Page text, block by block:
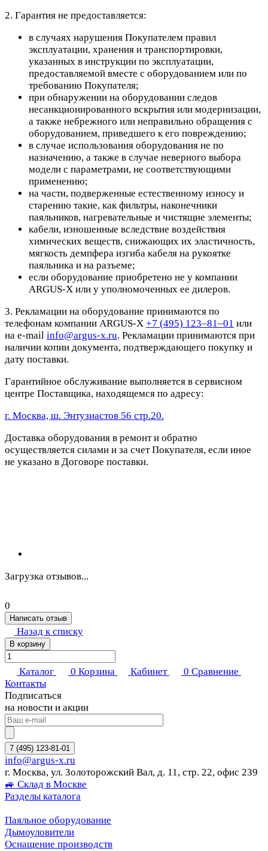
2. Гарантия не предоставляется:
в случаях нарушения Покупателем правил
эксплуатации, хранения и транспортировки,
указанных в инструкции по эксплуатации,
предоставляемой вместе с оборудованием или по
требованию Покупателя;
при обнаружении на оборудовании следов
несанкционированного вскрытия или модернизации,
а также небрежного или неправильно обращения с
оборудованием, приведшего к его повреждению;
в случае использования оборудования не по
назначению, а также в случае неверного выбора
модели с параметрами, не соответствующими
применению;
на части, подверженные естественному износу и
старению такие, как фильтры, наконечники
паяльников, нагревательные и чистящие элементы;
кабели, изношенные вследствие воздействия
химических веществ, снижающих их эластичность,
мягкость демпфера изгиба кабеля на рукоятке
паяльника и на разъеме;
если оборудование приобретено не у компании
ARGUS-X или у уполномоченных ее дилеров.
3. Рекламации на оборудование принимаются по
телефонам компании ARGUS-X +7 (495) 123–81–01 или
на e-mail info@argus-x.ru. Рекламации принимаются при
наличии копии документа, подтверждающего покупку и
дату поставки.
Гарантийное обслуживание выполняется в сервисном
центре Поставщика, находящемся по адресу:
г. Москва, ш. Энтузиастов 56 стр.20.
Доставка оборудования в ремонт и обратно
осуществляется силами и за счет Покупателя, если иное
не указано в Договоре поставки.
Загрузка отзывов...
0
Написать отзыв
Назад к списку
В корзину
Каталог 0 Корзина Кабинет 0 Сравнение
Контакты
Подписаться
на новости и акции
7 (495) 123-81-01
info@argus-x.ru
г. Москва, ул. Золоторожский Вал, д. 11, стр. 22, офис 239
🚙 Склад в Москве
Разделы каталога
Паяльное оборудование
Дымоуловители
Оснащение производств